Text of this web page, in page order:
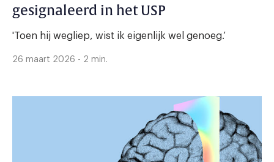
gesignaleerd in het USP
'Toen hij wegliep, wist ik eigenlijk wel genoeg.’
26 maart 2026 - 2 min.